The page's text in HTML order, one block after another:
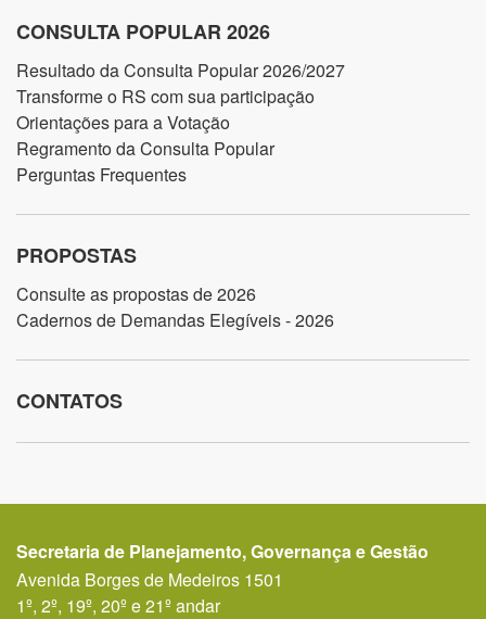
CONSULTA POPULAR 2026
Resultado da Consulta Popular 2026/2027
Transforme o RS com sua participação
Orientações para a Votação
Regramento da Consulta Popular
Perguntas Frequentes
PROPOSTAS
Consulte as propostas de 2026
Cadernos de Demandas Elegíveis - 2026
CONTATOS
Secretaria de Planejamento, Governança e Gestão
Avenida Borges de Medeiros 1501
1º, 2º, 19º, 20º e 21º andar